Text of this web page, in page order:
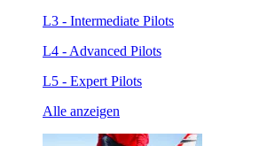
L3 - Intermediate Pilots
L4 - Advanced Pilots
L5 - Expert Pilots
Alle anzeigen